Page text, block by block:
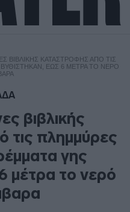
ΒΙΒΛΙΚΉΣ ΚΑΤΑΣΤΡΟΦΉΣ ΑΠΌ ΤΙΣ
ΈΩΣ 6 ΜΈΤΡΑ ΤΟ ΝΕΡΌ
βιβλικής
τις πλημμύρες
γης
μέτρα το νερό